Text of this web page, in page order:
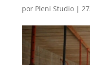
por Pleni Studio|